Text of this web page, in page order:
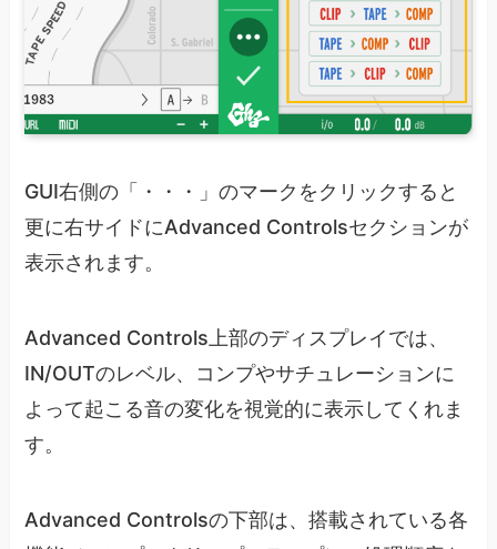
GUI右側の「・・・」のマークをクリックすると
更に右サイドにAdvanced Controlsセクションが
表示されます。
Advanced Controls上部のディスプレイでは、
IN/OUTのレベル、コンプやサチュレーションに
よって起こる音の変化を視覚的に表示してくれま
す。
Advanced Controlsの下部は、搭載されている各